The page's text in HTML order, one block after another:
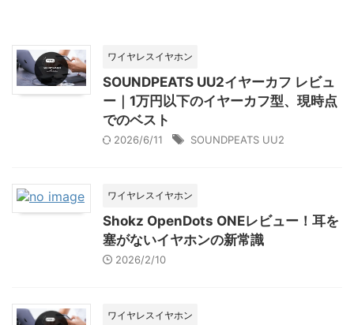
ワイヤレスイヤホン
SOUNDPEATS UU2イヤーカフ レビュ
ー｜1万円以下のイヤーカフ型、現時点
でのベスト
2026/6/11 SOUNDPEATS UU2
ワイヤレスイヤホン
Shokz OpenDots ONEレビュー！耳を
塞がないイヤホンの新常識
2026/2/10
ワイヤレスイヤホン